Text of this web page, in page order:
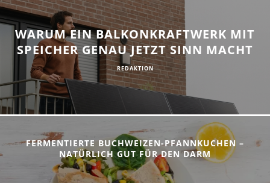
WARUM EIN BALKONKRAFTWERK MIT
SPEICHER GENAU JETZT SINN MACHT
REDAKTION
FERMENTIERTE BUCHWEIZEN-PFANNKUCHEN –
NATÜRLICH GUT FÜR DEN DARM